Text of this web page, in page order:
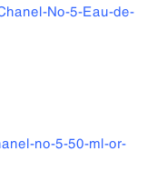
No-5-Eau-de-
no-5-50-ml-or-